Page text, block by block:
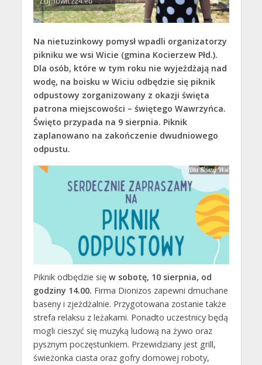
Na nietuzinkowy pomysł wpadli organizatorzy
pikniku we wsi Wicie (gmina Kocierzew Płd.).
Dla osób, które w tym roku nie wyjeżdżają nad
wodę, na boisku w Wiciu odbędzie się piknik
odpustowy zorganizowany z okazji święta
patrona miejscowości – świętego Wawrzyńca.
Święto przypada na 9 sierpnia. Piknik
zaplanowano na zakończenie dwudniowego
odpustu.
Piknik odbędzie się w sobotę, 10 sierpnia, od
godziny 14.00. Firma Dionizos zapewni dmuchane
baseny i zjeżdżalnie. Przygotowana zostanie także
strefa relaksu z leżakami. Ponadto uczestnicy będą
mogli cieszyć się muzyką ludową na żywo oraz
pysznym poczęstunkiem. Przewidziany jest grill,
świeżonka ciasta oraz gofry domowej roboty,